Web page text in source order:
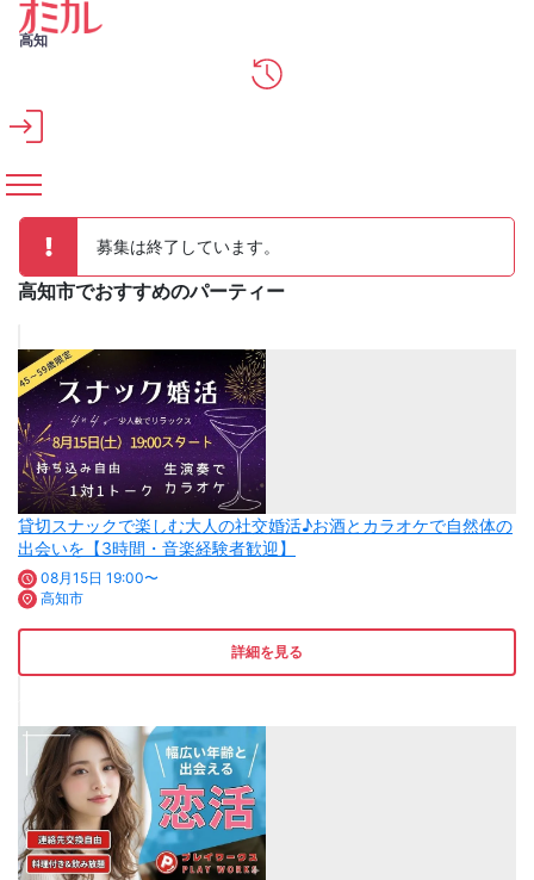
メインコンテンツへスキップ
高知
募集は終了しています。
高知市でおすすめのパーティー
貸切スナックで楽しむ大人の社交婚活♪お酒とカラオケで自然体の
出会いを【3時間・音楽経験者歓迎】
08月15日 19:00〜
高知市
詳細を見る